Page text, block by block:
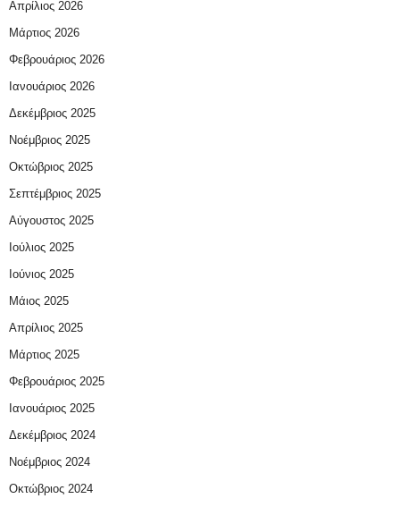
Απρίλιος 2026
Μάρτιος 2026
Φεβρουάριος 2026
Ιανουάριος 2026
Δεκέμβριος 2025
Νοέμβριος 2025
Οκτώβριος 2025
Σεπτέμβριος 2025
Αύγουστος 2025
Ιούλιος 2025
Ιούνιος 2025
Μάιος 2025
Απρίλιος 2025
Μάρτιος 2025
Φεβρουάριος 2025
Ιανουάριος 2025
Δεκέμβριος 2024
Νοέμβριος 2024
Οκτώβριος 2024